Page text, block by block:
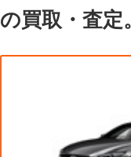
の買取・査定